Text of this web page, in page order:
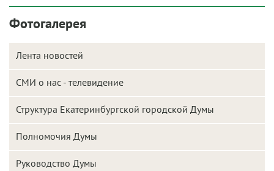
Фотогалерея
Лента новостей
СМИ о нас - телевидение
Структура Екатеринбургской городской Думы
Полномочия Думы
Руководство Думы